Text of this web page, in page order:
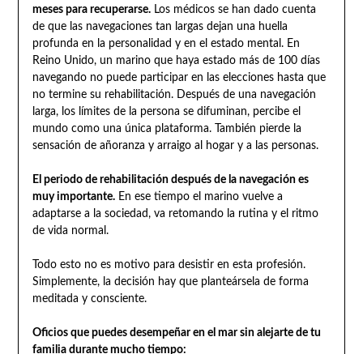
meses para recuperarse.Los médicos se han dado cuenta
de que las navegaciones tan largas dejan una huella
profunda en la personalidad y en el estado mental. En
Reino Unido, un marino que haya estado más de 100 días
navegando no puede participar en las elecciones hasta que
no termine su rehabilitación. Después de una navegación
larga, los límites de la persona se difuminan, percibe el
mundo como una única plataforma. También pierde la
sensación de añoranza y arraigo al hogar y a las personas.
El periodo de rehabilitación después de la navegación es
muy importante.En ese tiempo el marino vuelve a
adaptarse a la sociedad, va retomando la rutina y el ritmo
de vida normal.
Todo esto no es motivo para desistir en esta profesión.
Simplemente, la decisión hay que planteársela de forma
meditada y consciente.
Oficios que puedes desempeñar en el mar sin alejarte de tu
familia durante mucho tiempo: